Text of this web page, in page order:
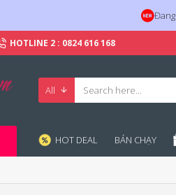
Đang
HOTLINE 2 : 0824 616 168
All
HOT DEAL BÁN CHẠY